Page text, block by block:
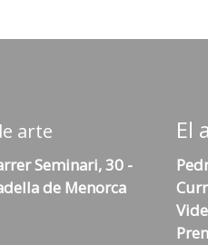
arte
Seminari, 30 -
de Menorca
El